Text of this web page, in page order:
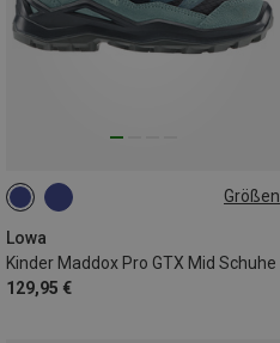
Größen
Lowa
Kinder Maddox Pro GTX Mid Schuhe
129,95 €
36 37 40